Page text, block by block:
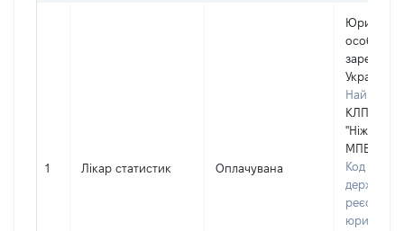
1 Лікар статистик Оплачувана
Юридична
особа,
Україні
КЛПЗ
МПБ"
Код в
реєстрі